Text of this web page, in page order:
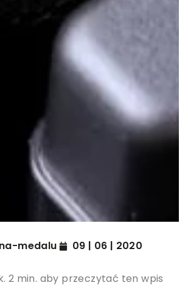
medalu 09 | 06 | 2020
2 min. aby przeczytać ten wpis